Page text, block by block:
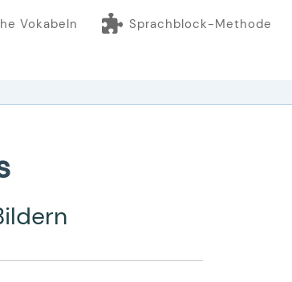
Vokabeln
Sprachblock-Methode